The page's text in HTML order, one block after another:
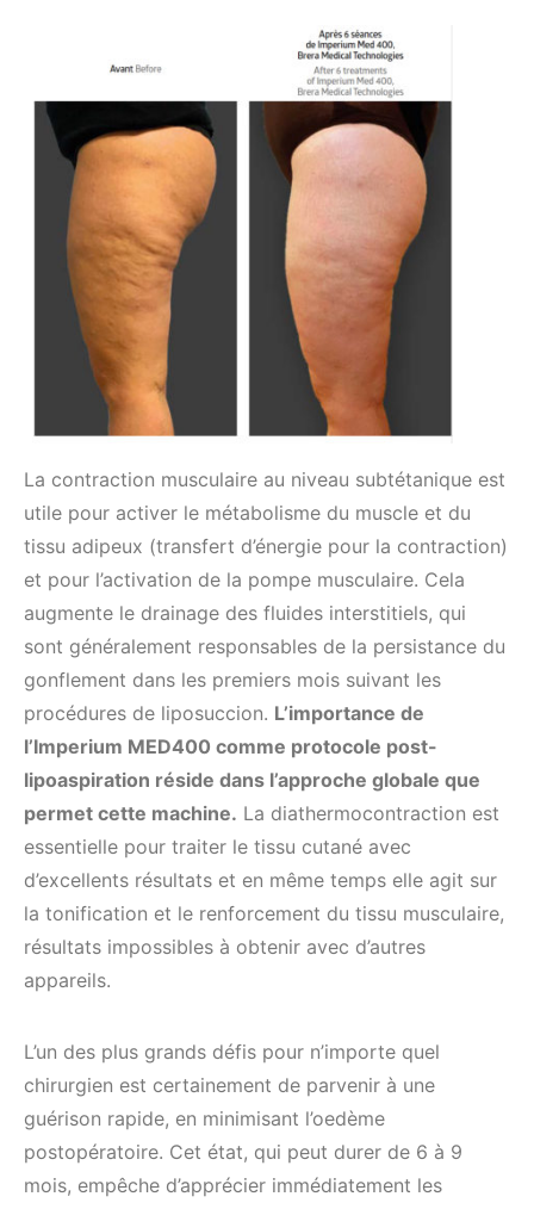
La contraction musculaire au niveau subtétanique est
utile pour activer le métabolisme du muscle et du
tissu adipeux (transfert d’énergie pour la contraction)
et pour l’activation de la pompe musculaire. Cela
augmente le drainage des fluides interstitiels, qui
sont généralement responsables de la persistance du
gonflement dans les premiers mois suivant les
procédures de liposuccion. L’importance de
l’Imperium MED400 comme protocole post-
lipoaspiration réside dans l’approche globale que
permet cette machine. La diathermocontraction est
essentielle pour traiter le tissu cutané avec
d’excellents résultats et en même temps elle agit sur
la tonification et le renforcement du tissu musculaire,
résultats impossibles à obtenir avec d’autres
appareils.
L’un des plus grands défis pour n’importe quel
chirurgien est certainement de parvenir à une
guérison rapide, en minimisant l’oedème
postopératoire. Cet état, qui peut durer de 6 à 9
mois, empêche d’apprécier immédiatement les